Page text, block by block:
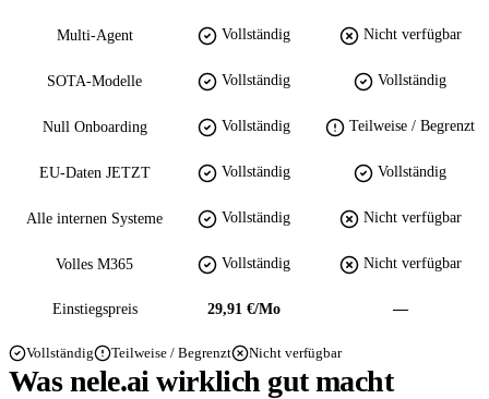
Multi-Agent Vollständig Nicht verfügbar
SOTA-Modelle Vollständig Vollständig
Null Onboarding Vollständig Teilweise / Begrenzt
EU-Daten JETZT Vollständig Vollständig
Alle internen Systeme Vollständig Nicht verfügbar
Volles M365 Vollständig Nicht verfügbar
Einstiegspreis 29,91 €/Mo —
Vollständig Teilweise / Begrenzt Nicht verfügbar
Was nele.ai wirklich gut macht